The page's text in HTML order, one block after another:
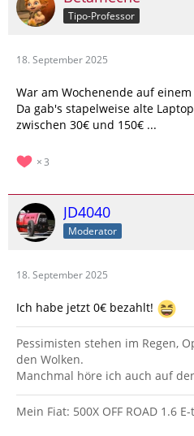
Tipo-Professor
18. September 2025
War am Wochenende auf
Da gab's stapelweise alte
zwischen 30€ und 150€ ...
3
JD4040
Moderator
18. September 2025
Ich habe jetzt 0€ bezahlt!
Pessimisten stehen im Regen,
den Wolken.
Manchmal höre ich auch auf
Mein Fiat: 500X OFF ROAD 1.6